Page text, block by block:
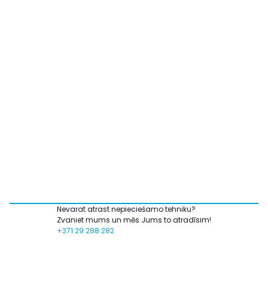
Nevarat atrast nepieciešamo tehniku?
Zvaniet mums un mēs Jums to atradīsim!
+371 29 288 282